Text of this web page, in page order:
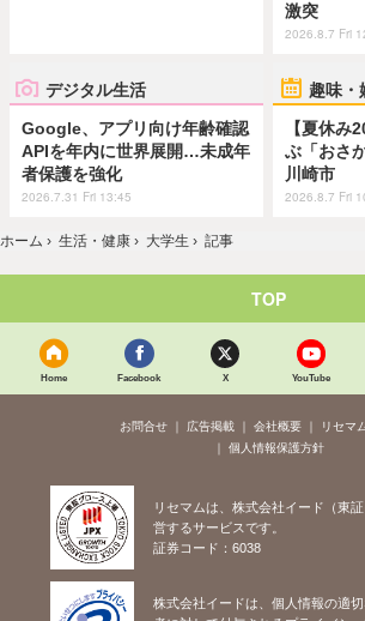
激突
2026.8.7 Fri
デジタル生活
Google、アプリ向け年齢確認
APIを年内に世界展開…未成年
者保護を強化
2026.7.31 Fri 13:45
趣味・
【夏休み
ぶ「おさ
川崎市
2026.8.7 Fri
ホーム › 生活・健康 › 大学生 › 記事
TOP
Home Facebook X YouTube
お問合せ 広告掲載 会社概要
リセマ
個人情報保護方針
リセマムは、株式会社イード（東
営するサービスです。
証券コード：6038
株式会社イードは、個人情報の適